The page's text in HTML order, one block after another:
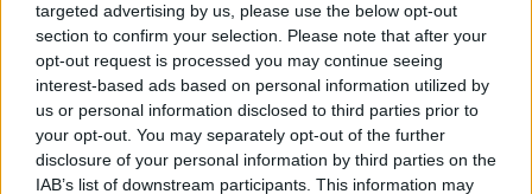
targeted advertising by us, please use the below opt-out
section to confirm your selection. Please note that after your
opt-out request is processed you may continue seeing
interest-based ads based on personal information utilized by
us or personal information disclosed to third parties prior to
your opt-out. You may separately opt-out of the further
disclosure of your personal information by third parties on the
IAB’s list of downstream participants. This information may